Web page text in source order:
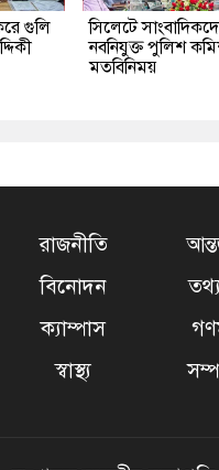
গুলি
সিলেটে
নবনিযুক্ত পুলিশ
মতবিনিময়
রাজনীতি
বিনোদন
ক্যাম্পাস
স্বাস্থ্য